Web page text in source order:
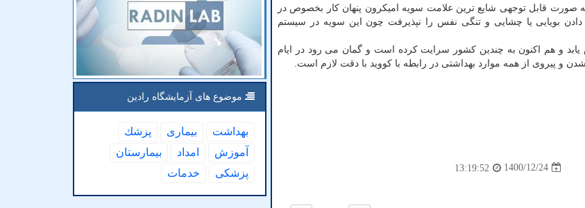
به صورت قابل توجهی شایع ترین علامت سویه امیکرون پنهان کار بخصوص در
دادن بویایی یا چشایی و تنگی نفس را نپذیرفت چون این سویه در سیستم
یابد و هم اکنون به چندین کشور سرایت کرده است و گمان می رود در ایام
شدن و پیروی از همه موارد بهداشتی در رابطه با کووید با دقت لازم است.
1400/12/24
13:19:52
موضوع های آزمایشگاه رادین
بهداشت بیماری
پزشك
آموزش
امداد
بیمارستان
پزشكی
خدمات